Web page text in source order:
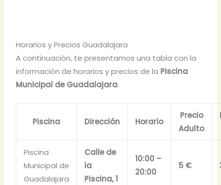
Horarios y Precios Guadalajara
A continuación, te presentamos una tabla con la
información de horarios y precios de la Piscina
Municipal de Guadalajara:
Piscina Dirección Horario
Precio
Adulto
Piscina
Municipal de
Guadalajara
Calle de
la
Piscina, 1
10:00 –
20:00
5 €